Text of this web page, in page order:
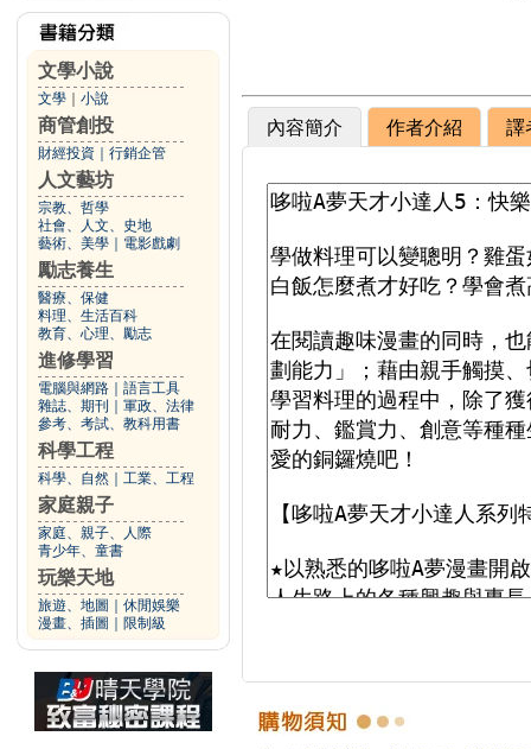
文學小說
文學 小說
商管創投
財經投資 行銷企管
人文藝坊
宗教、哲學
社會、人文、史地
藝術、美學
電影戲劇
勵志養生
醫療、保健
料理、生活百科
教育、心理、勵志
進修學習
電腦與網路
語言工具
雜誌、期刊
軍政、法律
參考、考試、教科用書
科學工程
科學、自然 工業、工程
家庭親子
家庭、親子、人際
青少年、童書
玩樂天地
旅遊、地圖
休閒娛樂
漫畫、插圖
限制級
內容簡介 作者介紹 譯